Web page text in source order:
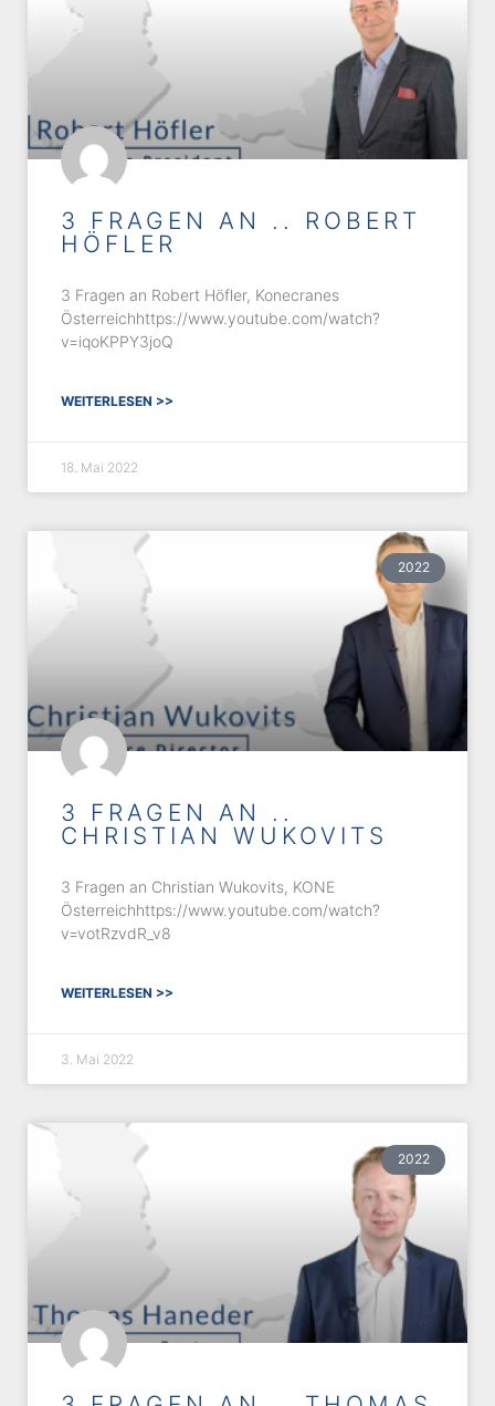
3 FRAGEN AN .. ROBERT
HÖFLER
3 Fragen an Robert Höfler, Konecranes
Österreichhttps://www.youtube.com/watch?
v=iqoKPPY3joQ
WEITERLESEN >>
18. Mai 2022
2022
3 FRAGEN AN ..
CHRISTIAN WUKOVITS
3 Fragen an Christian Wukovits, KONE
Österreichhttps://www.youtube.com/watch?
v=votRzvdR_v8
WEITERLESEN >>
3. Mai 2022
2022